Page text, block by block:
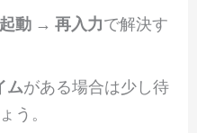
動 → 再入力で解決す
ムがある場合は少し待
う。